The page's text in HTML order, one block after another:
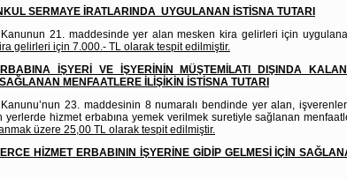
SERMAYE İRATLARINDA UYGULANAN İSTİSNA TUTARI
21. maddesinde yer alan mesken kira gelirleri için
gelirleri için 7.000.- TL olarak tespit edilmiştir.
İŞYERİ VE İŞYERİNİN MÜŞTEMİLATI DIŞINDA
MENFAATLERE İLİŞİKİN İSTİSNA TUTARI
23. maddesinin 8 numaralı bendinde yer alan,
yerlerde hizmet erbabına yemek verilmek suretiyle sağlanan
üzere 25,00 TL olarak tespit edilmiştir.
HİZMET ERBABININ İŞYERİNE GİDİP GELMESİ İÇİN